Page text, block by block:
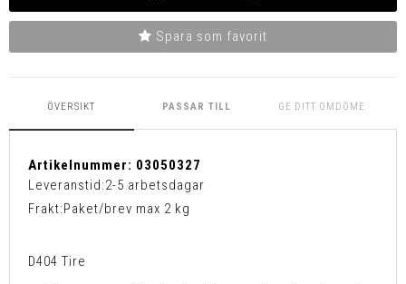
Spara som favorit
ÖVERSIKT PASSAR TILL GE DITT OMDÖME
Artikelnummer: 03050327
Leveranstid:2-5 arbetsdagar
Frakt:Paket/brev max 2 kg
D404 Tire